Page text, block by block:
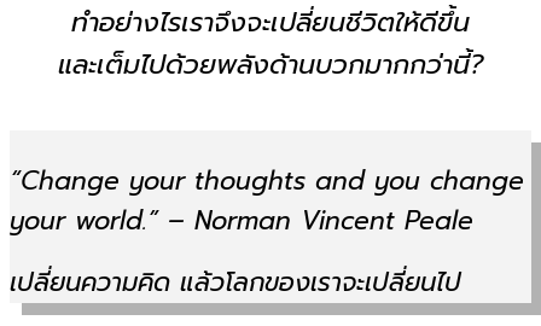
ทำอย่างไรเราจึงจะเปลี่ยนชีวิตให้ดีขึ้น
และเต็มไปด้วยพลังด้านบวกมากกว่านี้?
“Change your thoughts and you change
your world.” – Norman Vincent Peale
เปลี่ยนความคิด แล้วโลกของเราจะเปลี่ยนไป